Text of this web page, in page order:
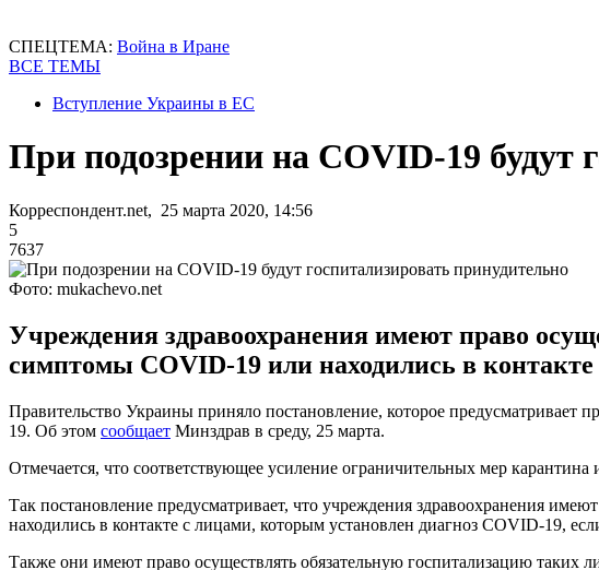
СПЕЦТЕМА: Война в Иране
ВСЕ ТЕМЫ
Вступление Украины в ЕС
При подозрении на COVID-19 будут
Корреспондент.net, 25 марта 2020, 14:56
5
7637
Фото: mukachevo.net
Учреждения здравоохранения имеют право
симптомы COVID-19 или находились в
Правительство Украины приняло постановление, которое предусматривает
19. Об этом сообщает Минздрав в среду, 25 марта.
Отмечается, что соответствующее усиление ограничительных мер
Так постановление предусматривает, что учреждения здравоохранения
находились в контакте с лицами, которым установлен диагноз COVID-19,
Также они имеют право осуществлять обязательную госпитализацию таких